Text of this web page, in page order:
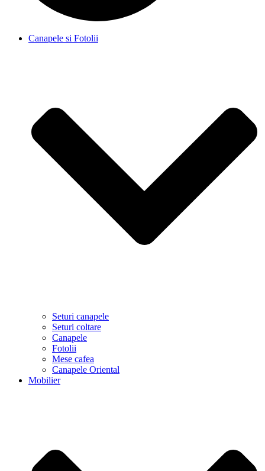
Canapele si Fotolii
Seturi canapele
Seturi coltare
Canapele
Fotolii
Mese cafea
Canapele Oriental
Mobilier